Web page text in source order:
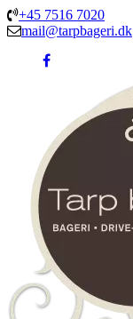
+45 7516 7020
mail@tarpbageri.dk